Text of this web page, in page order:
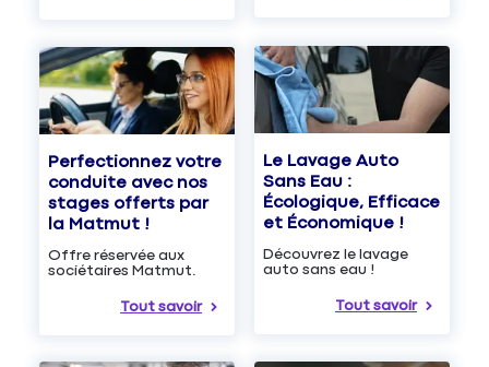
Perfectionnez votre
conduite avec nos
stages offerts par
la Matmut !
Offre réservée aux
sociétaires Matmut.
Tout savoir
Le Lavage Auto
Sans Eau :
Écologique, Efficace
et Économique !
Découvrez le lavage
auto sans eau !
Tout savoir